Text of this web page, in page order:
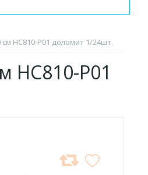
HC810-P01 доломит 1/24шт.
HC810-P01